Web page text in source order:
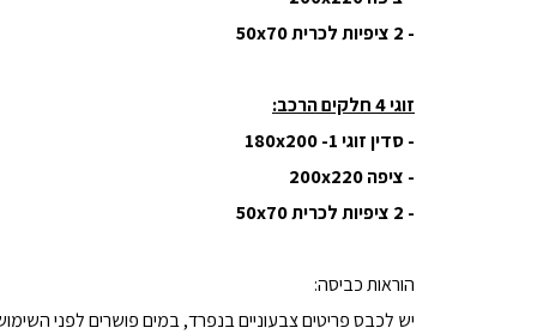
- 2 ציפיות לכרית 50x70
זוגי 4 חלקים הרכב:
- סדין זוגי 180x200 -1
- ציפה 200x220
- 2 ציפיות לכרית 50x70
הוראות כביסה:
יש לכבס פריטים צבעוניים בנפרד, במים פושרים לפני